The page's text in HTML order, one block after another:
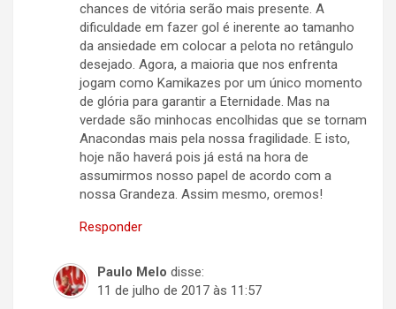
chances de vitória serão mais presente. A
dificuldade em fazer gol é inerente ao tamanho
da ansiedade em colocar a pelota no retângulo
desejado. Agora, a maioria que nos enfrenta
jogam como Kamikazes por um único momento
de glória para garantir a Eternidade. Mas na
verdade são minhocas encolhidas que se tornam
Anacondas mais pela nossa fragilidade. E isto,
hoje não haverá pois já está na hora de
assumirmos nosso papel de acordo com a
nossa Grandeza. Assim mesmo, oremos!
Responder
Paulo Melo disse:
11 de julho de 2017 às 11:57